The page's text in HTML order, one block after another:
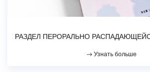
РАЗДЕЛ ПЕРОРАЛЬНО
Узнать больше